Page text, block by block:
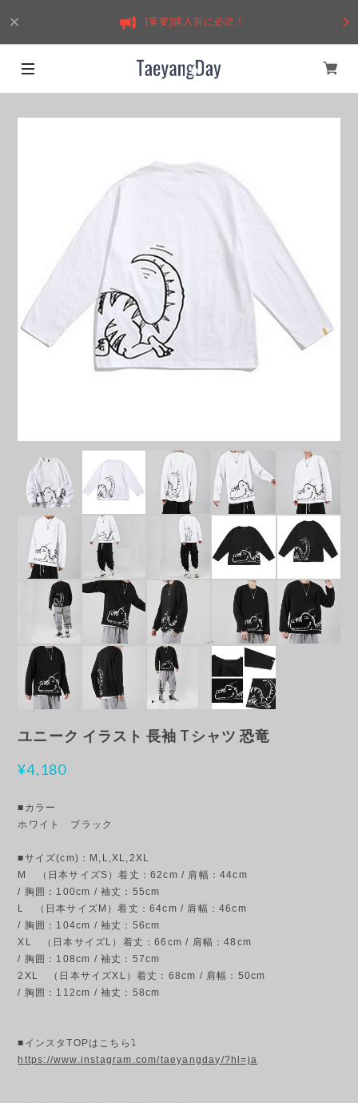
[重要]購入前に必読！
ユニーク イラスト 長袖 Tシャツ 恐竜
¥4,180
■カラー
ホワイト ブラック
■サイズ(cm)：M,L,XL,2XL
M （日本サイズS）着丈：62cm / 肩幅：44cm
/ 胸囲：100cm / 袖丈：55cm
L （日本サイズM）着丈：64cm / 肩幅：46cm
/ 胸囲：104cm / 袖丈：56cm
XL （日本サイズL）着丈：66cm / 肩幅：48cm
/ 胸囲：108cm / 袖丈：57cm
2XL （日本サイズXL）着丈：68cm / 肩幅：50cm
/ 胸囲：112cm / 袖丈：58cm
■インスタTOPはこちら⤵
https://www.instagram.com/taeyangday/?hl=ja